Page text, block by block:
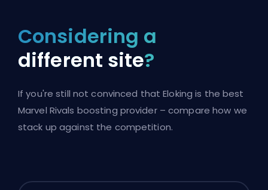
Considering a
different site?
If you're still not convinced that Eloking is the best
Marvel Rivals boosting provider – compare how we
stack up against the competition.